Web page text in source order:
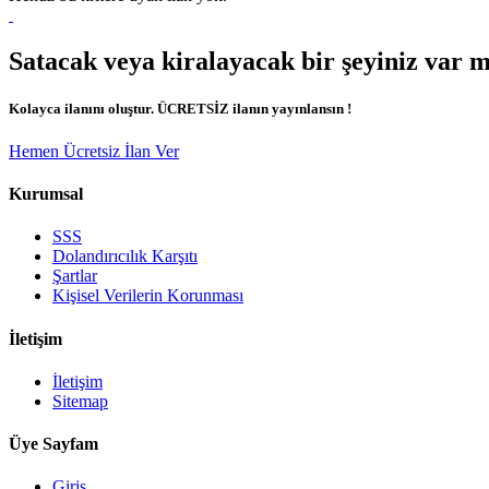
Satacak veya kiralayacak bir şeyiniz var
Kolayca ilanını oluştur. ÜCRETSİZ ilanın yayınlansın !
Hemen Ücretsiz İlan Ver
Kurumsal
SSS
Dolandırıcılık Karşıtı
Şartlar
Kişisel Verilerin Korunması
İletişim
İletişim
Sitemap
Üye Sayfam